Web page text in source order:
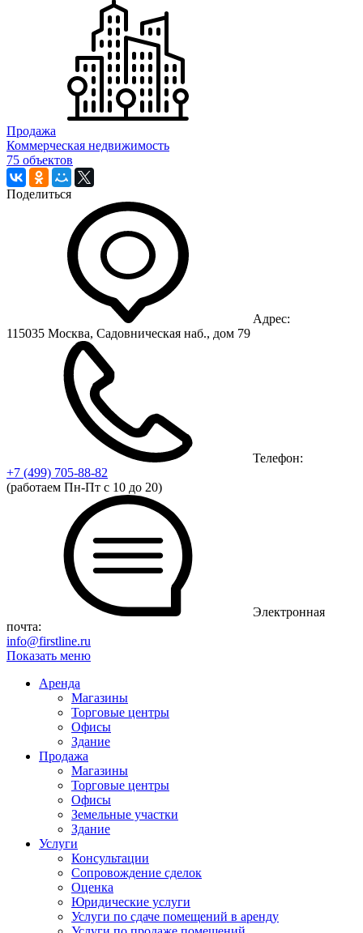
Продажа
Коммерческая недвижимость
75 объектов
Поделиться
Адрес:
115035 Москва, Садовническая наб., дом 79
Телефон:
+7 (499) 705-88-82
(работаем Пн-Пт с 10 до 20)
Электронная
почта:
info@firstline.ru
Показать меню
Аренда
Магазины
Торговые центры
Офисы
Здание
Продажа
Магазины
Торговые центры
Офисы
Земельные участки
Здание
Услуги
Консультации
Сопровождение сделок
Оценка
Юридические услуги
Услуги по сдаче помещений в аренду